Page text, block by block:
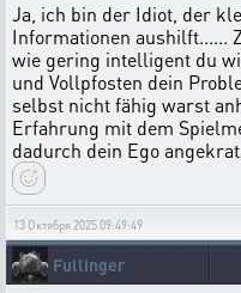
Ja, ich bin der Idiot, der
Informationen aushilft......
wie gering intelligent du
und Vollpfosten dein
selbst nicht fähig warst
Erfahrung mit dem
dadurch dein Ego
13 Октября 2025 09:49:49
Fullinger